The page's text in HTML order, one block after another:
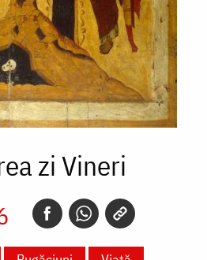
zi Vineri